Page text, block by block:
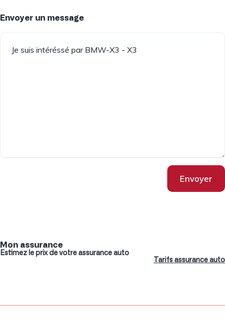
Envoyer un message
Envoyer
Mon assurance
Estimez le prix de votre assurance auto
Tarifs assurance auto